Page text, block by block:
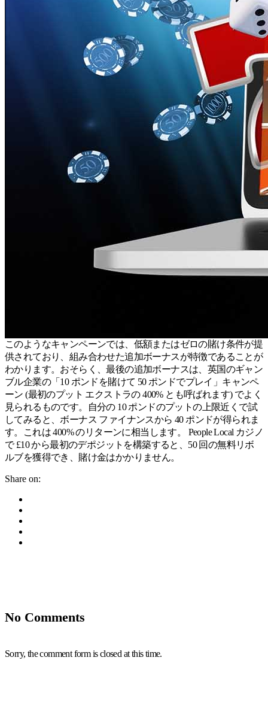
このようなキャンペーンでは、低額またはゼロの賭け条件が提
供されており、組み合わせた追加ボーナスが特徴であることが
わかります。おそらく、最後の追加ボーナスは、英国のギャン
ブル企業の「10 ポンドを賭けて 50 ポンドでプレイ」キャンペ
ーン (最初のプット エクストラの 400% とも呼ばれます) でよく
見られるものです。自分の 10 ポンドのプットの上限近くで試
してみると、ボーナス ファイナンスから 40 ポンドが得られま
す。これは 400% のリターンに相当します。 People Local カジノ
で £10 から最初のデポジットを構築すると、50 回の無料リボ
ルブを獲得でき、賭け金はかかりません。
Share on:
No Comments
Sorry, the comment form is closed at this time.